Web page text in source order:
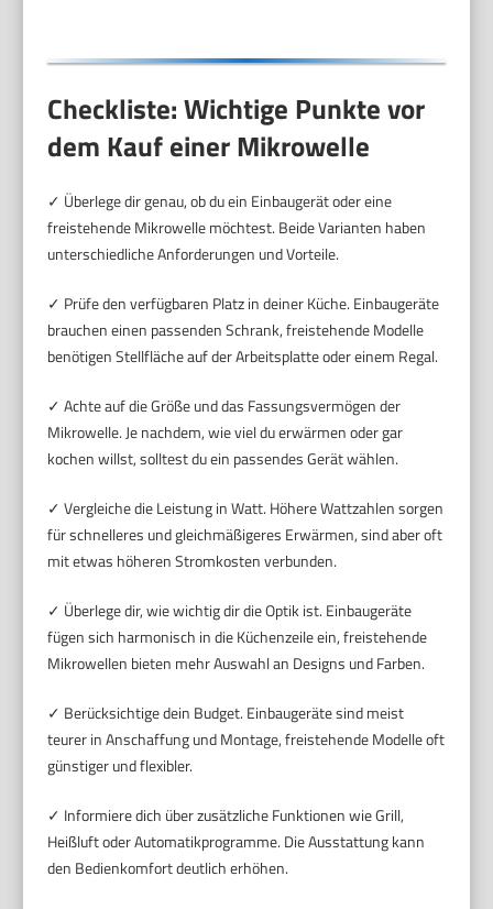
Checkliste: Wichtige Punkte vor
dem Kauf einer Mikrowelle
✓ Überlege dir genau, ob du ein Einbaugerät oder eine
freistehende Mikrowelle möchtest. Beide Varianten haben
unterschiedliche Anforderungen und Vorteile.
✓ Prüfe den verfügbaren Platz in deiner Küche. Einbaugeräte
brauchen einen passenden Schrank, freistehende Modelle
benötigen Stellfläche auf der Arbeitsplatte oder einem Regal.
✓ Achte auf die Größe und das Fassungsvermögen der
Mikrowelle. Je nachdem, wie viel du erwärmen oder gar
kochen willst, solltest du ein passendes Gerät wählen.
✓ Vergleiche die Leistung in Watt. Höhere Wattzahlen sorgen
für schnelleres und gleichmäßigeres Erwärmen, sind aber oft
mit etwas höheren Stromkosten verbunden.
✓ Überlege dir, wie wichtig dir die Optik ist. Einbaugeräte
fügen sich harmonisch in die Küchenzeile ein, freistehende
Mikrowellen bieten mehr Auswahl an Designs und Farben.
✓ Berücksichtige dein Budget. Einbaugeräte sind meist
teurer in Anschaffung und Montage, freistehende Modelle oft
günstiger und flexibler.
✓ Informiere dich über zusätzliche Funktionen wie Grill,
Heißluft oder Automatikprogramme. Die Ausstattung kann
den Bedienkomfort deutlich erhöhen.